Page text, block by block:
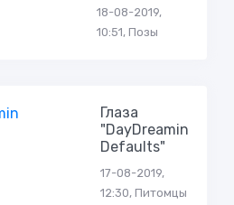
18-08-2019,
10:51, Позы
Глаза
"DayDreamin
Defaults"
17-08-2019,
12:30, Питомцы